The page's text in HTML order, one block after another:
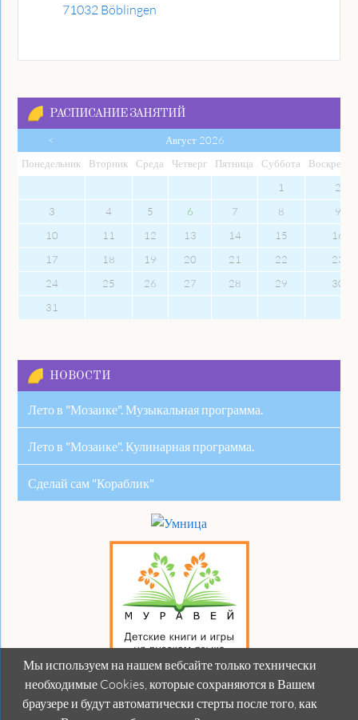
71032 Böblingen
РАСПИСАНИЕ ЗАНЯТИЙ
<
Август 2026
Понедельник Вторник Среда Четверг Пятница Суббота Вос
1
2
3
4 5 6 7 8
9
10
11 12 13 14 15
16
17
18 19 20 21 22
23
24
25 26 27 28 29
30
31
НОВОСТИ
Лето в "Мозаике". Музыкальная программа.
Лето в "Мозаике". Кулинарная программа.
Сделай сам "Кораблик"
Мы используем на нашем вебсайте только технически
необходимые Cookies, которые сохраняются в Вашем
браузере и будут автоматически стерты после того, как